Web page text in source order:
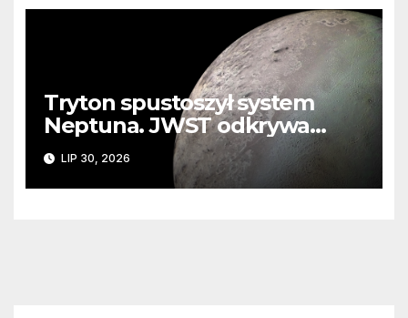
Tryton spustoszył system
Neptuna. JWST odkrywa
ślady kosmicznej katastrofy i
zaginionego lodu
LIP 30, 2026